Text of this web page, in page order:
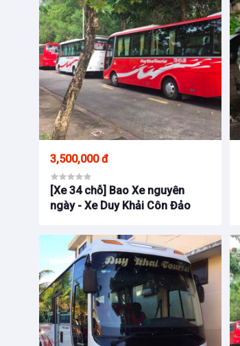
3,500,000 đ
[Xe 34 chỗ] Bao Xe nguyên
ngày - Xe Duy Khải Côn Đảo